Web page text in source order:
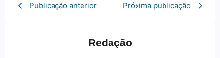
Publicação anterior Próxima publicação
Redação